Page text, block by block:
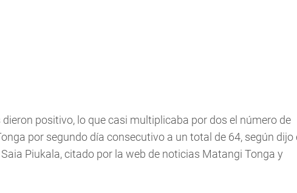
positivo, lo que casi multiplicaba por dos el número de
por segundo día consecutivo a un total de 64, según dijo
Saia Piukala, citado por la web de noticias Matangi Tonga y